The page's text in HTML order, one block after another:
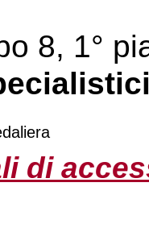
8, 1°
di